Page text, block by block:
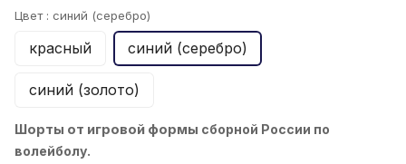
Цвет : синий (серебро)
красный синий (серебро)
синий (золото)
Шорты от игровой формы сборной России по
волейболу.